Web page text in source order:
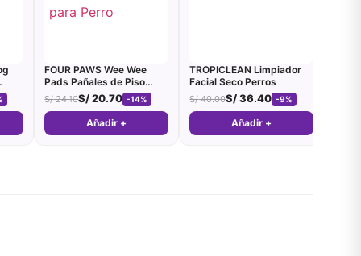
FOUR PAWS Wee Wee
Pads Pañales de Piso
para Perro
S/24.10S/20.70 -14%
Añadir +
TROPICLEAN Limpiador
Facial Seco Perros
S/40.00S/36.40 -9%
Añadir +